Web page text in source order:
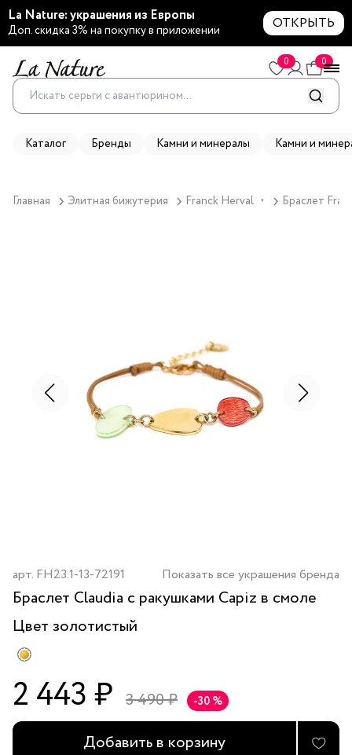
La Nature: украшения из Европы
Доп. скидка 3% на покупку в приложении ОТКРЫТЬ
0 0
Каталог Бренды Камни и минералы Камни и
Главная Элитная бижутерия Franck Herval ▼ Браслет
арт. FH23.1-13-72191 Показать все украшения бренда
Браслет Claudia с ракушками Capiz в смоле
Цвет золотистый
2 443 ₽ 3 490 ₽ -30 %
Добавить в корзину